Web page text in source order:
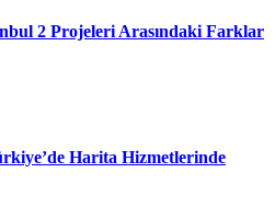
2 Projeleri Arasındaki Farklar
Harita Hizmetlerinde